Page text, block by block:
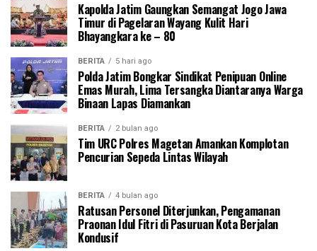
Kapolda Jatim Gaungkan Semangat Jogo Jawa
Timur di Pagelaran Wayang Kulit Hari
Bhayangkara ke – 80
BERITA 5 hari ago
Polda Jatim Bongkar Sindikat Penipuan Online
Emas Murah, Lima Tersangka Diantaranya Warga
Binaan Lapas Diamankan
BERITA 2 bulan ago
Tim URC Polres Magetan Amankan Komplotan
Pencurian Sepeda Lintas Wilayah
BERITA 4 bulan ago
Ratusan Personel Diterjunkan, Pengamanan
Praonan Idul Fitri di Pasuruan Kota Berjalan
Kondusif